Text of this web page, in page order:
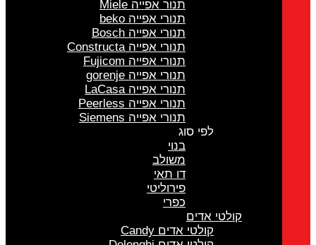
תנור אפייה Miele
תנורי אפייה beko
תנורי אפייה Bosch
תנורי אפייה Constructa
תנורי אפייה Fujicom
תנורי אפייה gorenje
תנורי אפייה LaCasa
תנורי אפייה Peerless
תנורי אפייה Siemens
קולטי אדים
קולטי אדים Candy